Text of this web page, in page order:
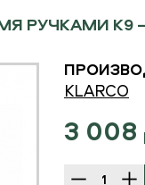
РУЧКАМИ K9
KLARCO
3 008